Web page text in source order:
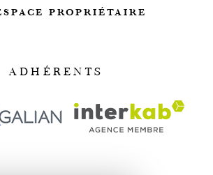
PROPRIÉTAIRE
ADHÉRENTS